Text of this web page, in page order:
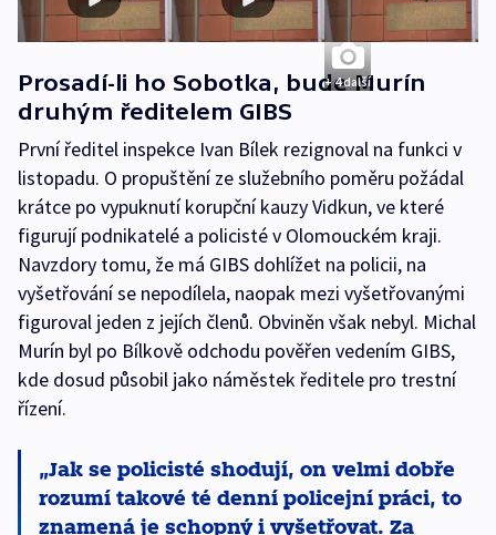
+ 4 další
Prosadí-li ho Sobotka, bude Murín
druhým ředitelem GIBS
První ředitel inspekce Ivan Bílek rezignoval na funkci v
listopadu. O propuštění ze služebního poměru požádal
krátce po vypuknutí korupční kauzy Vidkun, ve které
figurují podnikatelé a policisté v Olomouckém kraji.
Navzdory tomu, že má GIBS dohlížet na policii, na
vyšetřování se nepodílela, naopak mezi vyšetřovanými
figuroval jeden z jejích členů. Obviněn však nebyl. Michal
Murín byl po Bílkově odchodu pověřen vedením GIBS,
kde dosud působil jako náměstek ředitele pro trestní
řízení.
Jak se policisté shodují, on velmi dobře
rozumí takové té denní policejní práci, to
znamená je schopný i vyšetřovat. Za